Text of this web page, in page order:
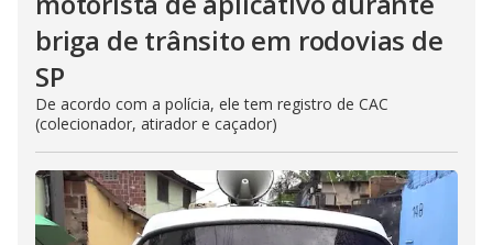
briga de trânsito em rodovias de
SP
De acordo com a polícia, ele tem registro de CAC
(colecionador, atirador e caçador)